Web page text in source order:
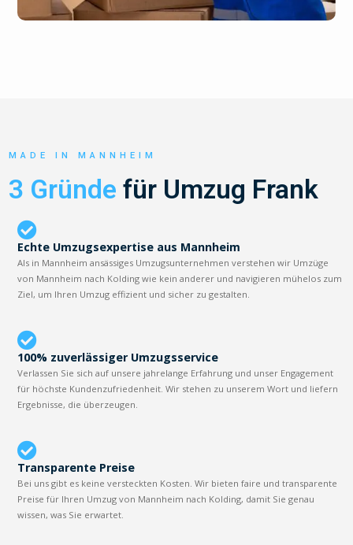
MADE IN MANNHEIM
3 Gründe für Umzug Frank
Echte Umzugsexpertise aus Mannheim
Als in Mannheim ansässiges Umzugsunternehmen verstehen wir Umzüge
von Mannheim nach Kolding wie kein anderer und navigieren mühelos zum
Ziel, um Ihren Umzug effizient und sicher zu gestalten.
100% zuverlässiger Umzugsservice
Verlassen Sie sich auf unsere jahrelange Erfahrung und unser Engagement
für höchste Kundenzufriedenheit. Wir stehen zu unserem Wort und liefern
Ergebnisse, die überzeugen.
Transparente Preise
Bei uns gibt es keine versteckten Kosten. Wir bieten faire und transparente
Preise für Ihren Umzug von Mannheim nach Kolding, damit Sie genau
wissen, was Sie erwartet.